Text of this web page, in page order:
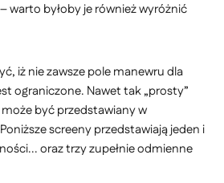
warto byłoby je również wyróżnić
iż nie zawsze pole manewru dla
ograniczone. Nawet tak „prosty”
być przedstawiany w
screeny przedstawiają jeden i
oraz trzy zupełnie odmienne